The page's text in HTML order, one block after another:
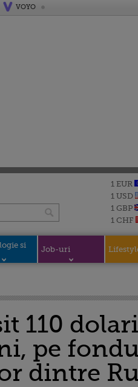
VOYO
1 EUR
1 USD
1 GBP
1 CHF
si
Job-uri
110
pe
dintre